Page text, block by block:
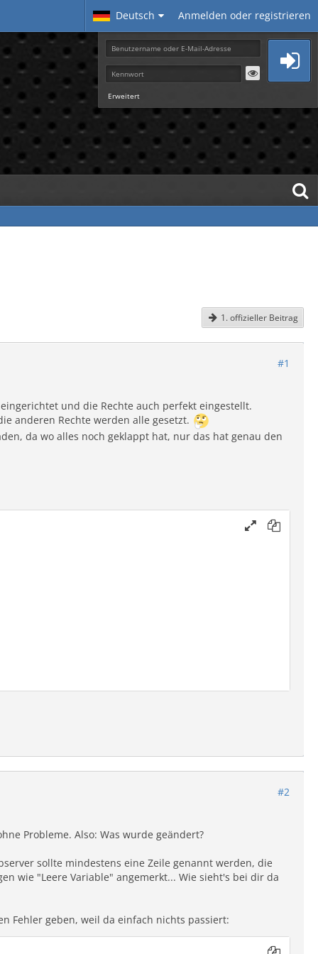
Deutsch Anmelden oder registrieren
Erweitert
1. offizieller Beitrag
#1
und die Rechte auch perfekt eingestellt.
anderen Rechte werden alle gesetzt.
da wo alles noch geklappt hat, nur das hat genau den
#2
Probleme. Also: Was wurde geändert?
sollte mindestens eine Zeile genannt werden, die
wie "Leere Variable" angemerkt... Wie sieht's bei dir da
Fehler geben, weil da einfach nichts passiert: